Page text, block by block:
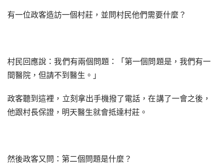
有一位政客造訪一個村莊，並問村民他們需要什麼？
村民回應說：我們有兩個問題：「第一個問題是，我們有一
間醫院，但請不到醫生。」
政客聽到這裡，立刻拿出手機撥了電話，在講了一會之後，
他跟村長保證，明天醫生就會抵達村莊。
然後政客又問：第二個問題是什麼？